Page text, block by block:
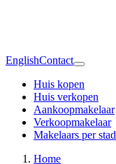
EnglishContact
Huis kopen
Huis verkopen
Aankoopmakelaar
Verkoopmakelaar
Makelaars per stad
Home